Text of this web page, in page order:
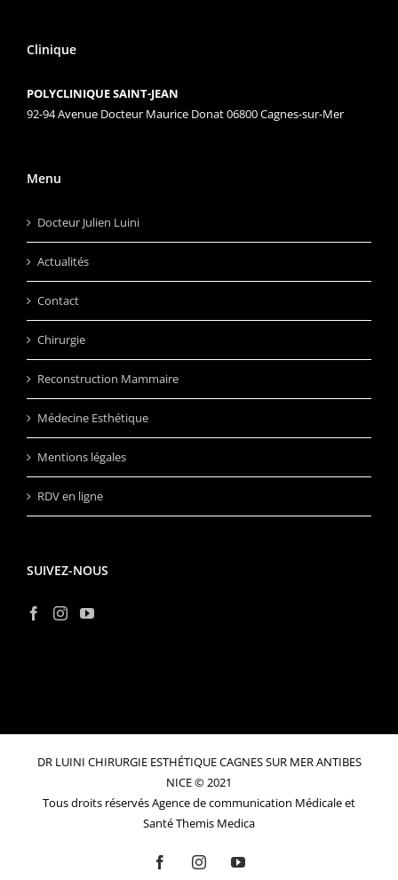
Clinique
POLYCLINIQUE SAINT-JEAN
92-94 Avenue Docteur Maurice Donat 06800 Cagnes-sur-Mer
Menu
Docteur Julien Luini
Actualités
Contact
Chirurgie
Reconstruction Mammaire
Médecine Esthétique
Mentions légales
RDV en ligne
SUIVEZ-NOUS
DR LUINI CHIRURGIE ESTHÉTIQUE CAGNES SUR MER ANTIBES
NICE © 2021
Tous droits réservésAgence de communication Médicale et
Santé Themis Medica
FacebookInstagramYouTube